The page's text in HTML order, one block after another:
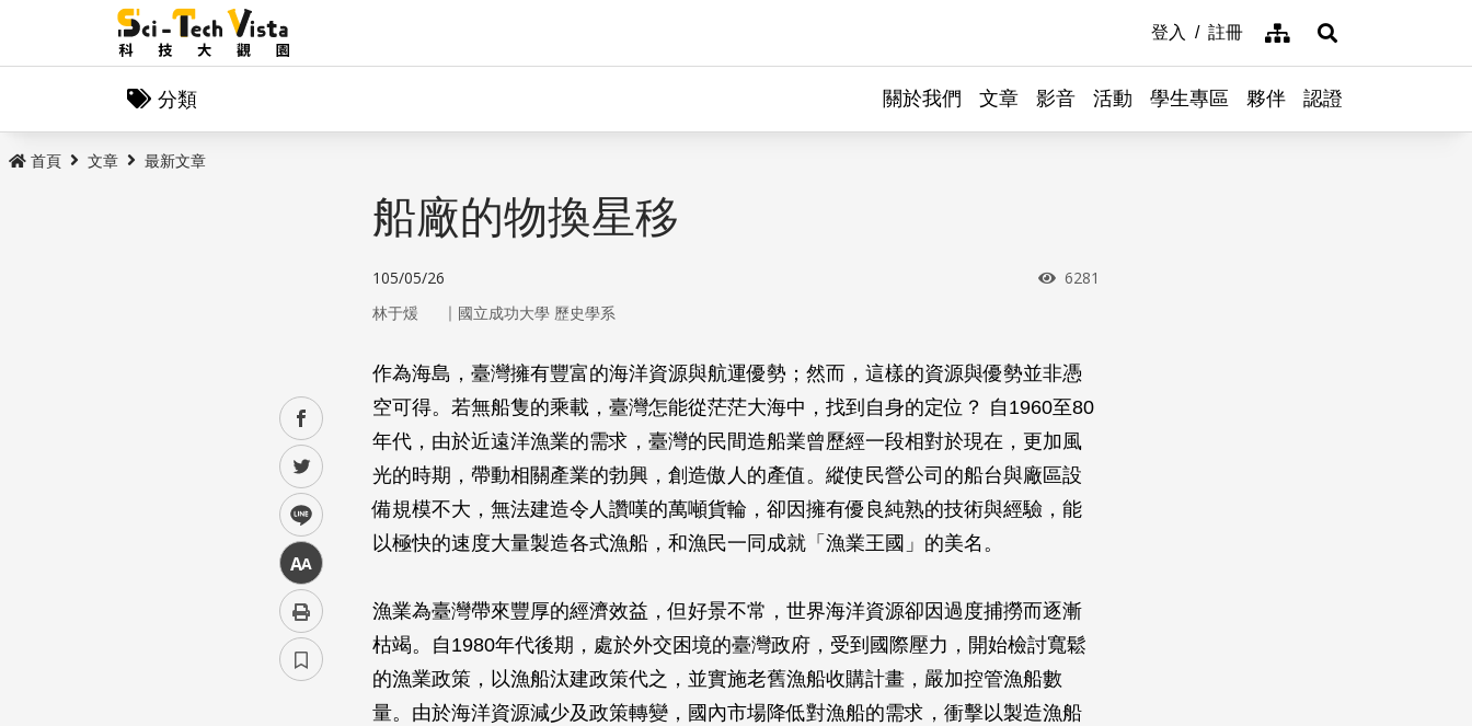
登入 註冊 網站導覽展開搜尋
分類 關於我們 文章 影音 活動 學生專區 夥伴 認證
首頁 文章 最新文章
facebook
twitter
line
中
船廠的物換星移
105/05/26 瀏覽次數
6281
林于煖 ｜ 國立成功大學 歷史學系
作為海島，臺灣擁有豐富的海洋資源與航運優勢；然而，這樣的資源與優勢並非憑
空可得。若無船隻的乘載，臺灣怎能從茫茫大海中，找到自身的定位？ 自1960至80
年代，由於近遠洋漁業的需求，臺灣的民間造船業曾歷經一段相對於現在，更加風
光的時期，帶動相關產業的勃興，創造傲人的產值。縱使民營公司的船台與廠區設
備規模不大，無法建造令人讚嘆的萬噸貨輪，卻因擁有優良純熟的技術與經驗，能
以極快的速度大量製造各式漁船，和漁民一同成就「漁業王國」的美名。
漁業為臺灣帶來豐厚的經濟效益，但好景不常，世界海洋資源卻因過度捕撈而逐漸
枯竭。自1980年代後期，處於外交困境的臺灣政府，受到國際壓力，開始檢討寬鬆
的漁業政策，以漁船汰建政策代之，並實施老舊漁船收購計畫，嚴加控管漁船數
量。由於海洋資源減少及政策轉變，國內市場降低對漁船的需求，衝擊以製造漁船